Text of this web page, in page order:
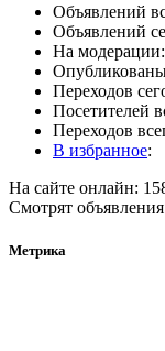
Объявлений
Объявлений
На модерации:
Переходов
Посетителей
Переходов
В избранное:
На сайте онлайн:
Смотрят
Метрика